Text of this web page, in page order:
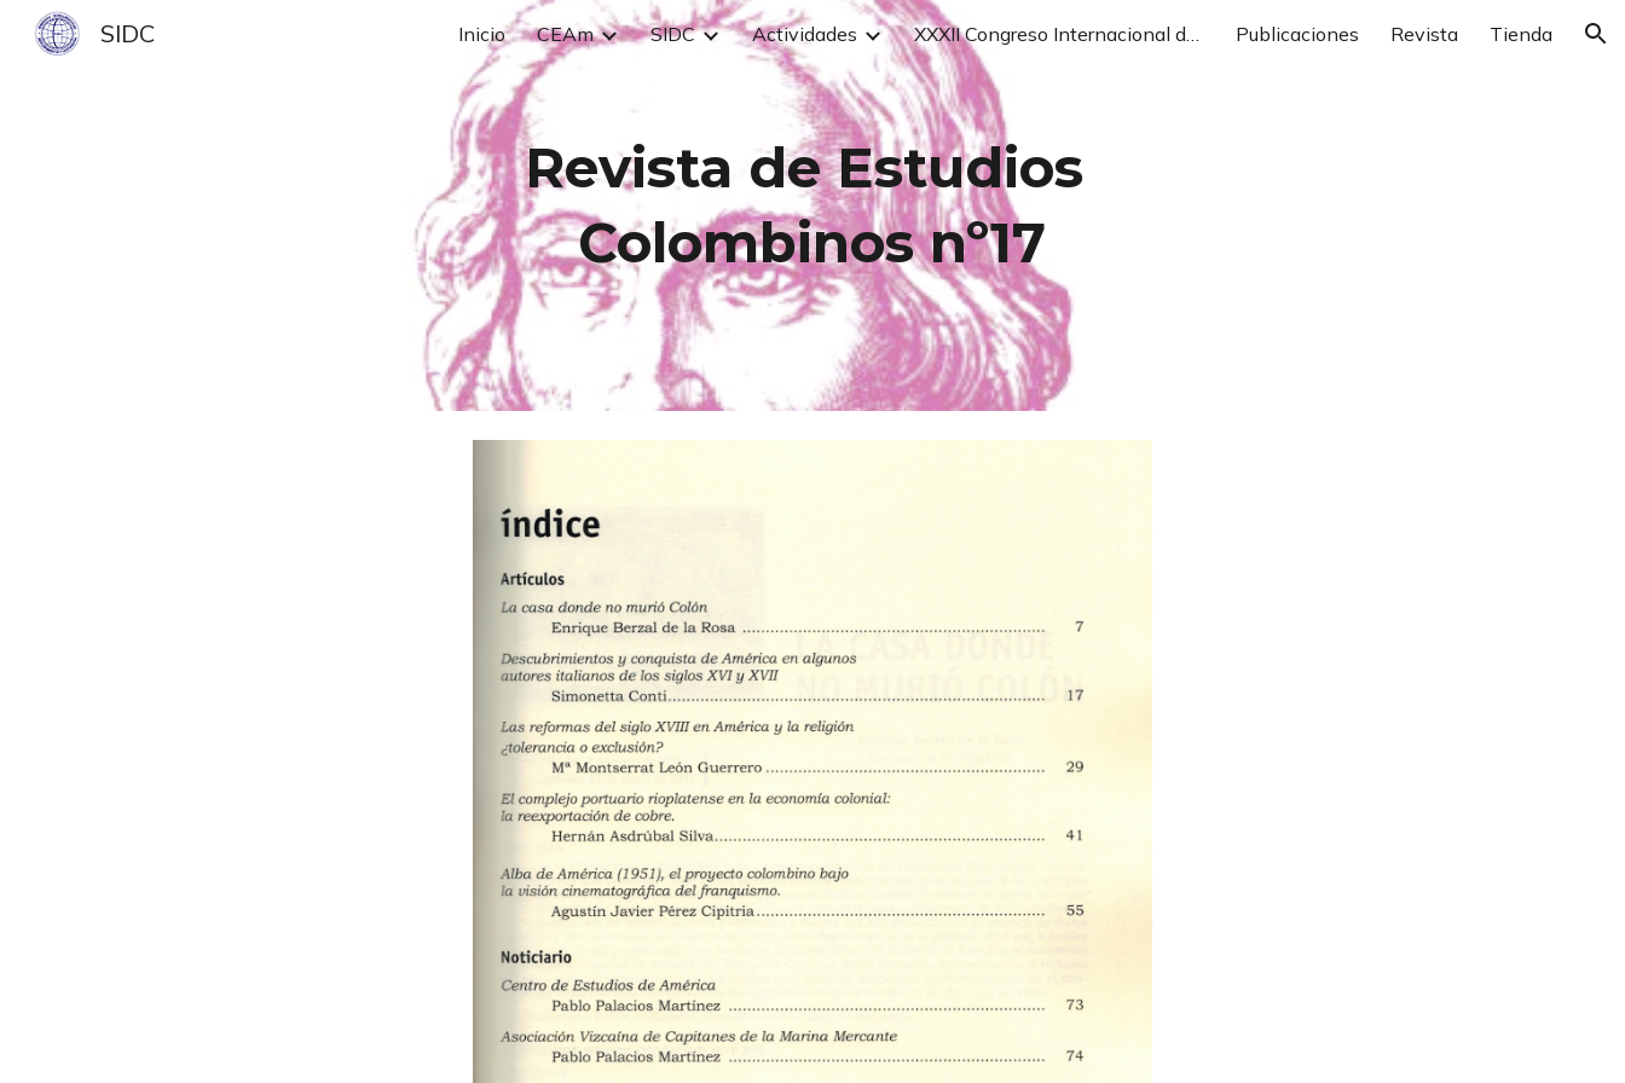
Skip to main content Skip to navigation
SIDC Inicio CEAm SIDC Actividades XXXII Congreso Internacional de Descubrimientos y Cartografía Publicaciones Revista Tienda
Revista de Estudios
Colombinos nº17